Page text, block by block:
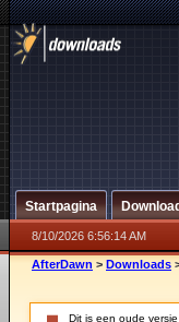
Startpagina
8/10/2026 6:56:14 AM
AfterDawn > Downloads
Dit is een oude